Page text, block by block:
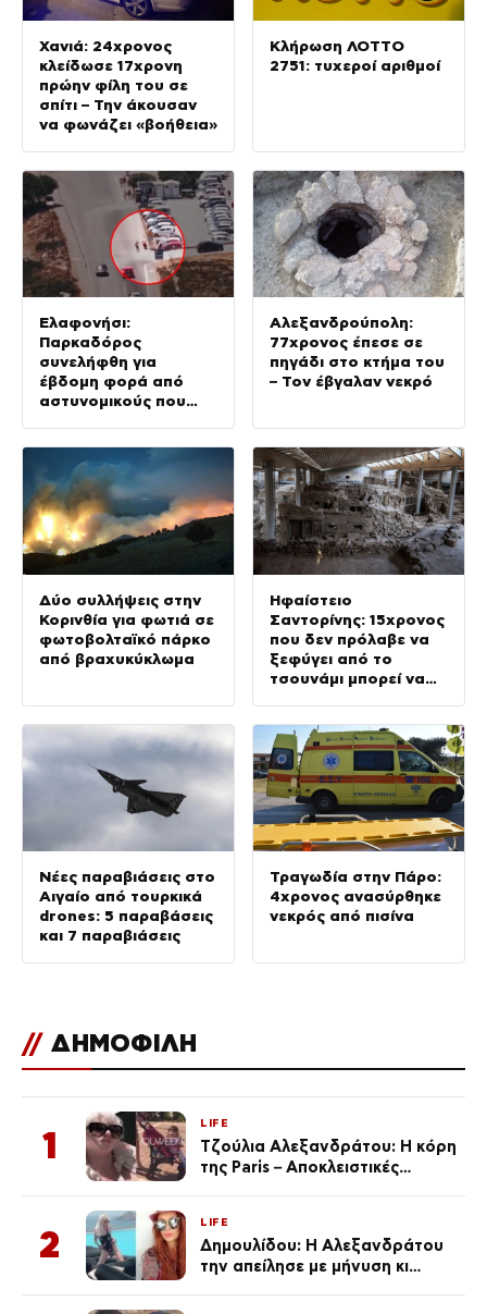
Χανιά: 24χρονος
κλείδωσε 17χρονη
πρώην φίλη του σε
σπίτι – Την άκουσαν
να φωνάζει «βοήθεια»
Κλήρωση ΛΟΤΤΟ
2751: τυχεροί αριθμοί
Ελαφονήσι:
Παρκαδόρος
συνελήφθη για
έβδομη φορά από
αστυνομικούς που
Αλεξανδρούπολη:
77χρονος έπεσε σε
πηγάδι στο κτήμα του
– Τον έβγαλαν νεκρό
Δύο συλλήψεις στην
Κορινθία για φωτιά σε
φωτοβολταϊκό πάρκο
από βραχυκύκλωμα
Ηφαίστειο
Σαντορίνης: 15χρονος
που δεν πρόλαβε να
ξεφύγει από το
τσουνάμι μπορεί να
προϊστορικής έκρηξης
Νέες παραβιάσεις στο
Αιγαίο από τουρκικά
drones: 5 παραβάσεις
και 7 παραβιάσεις
Τραγωδία στην Πάρο:
4χρονος ανασύρθηκε
νεκρός από πισίνα
// ΔΗΜΟΦΙΛΗ
1
LIFE
Τζούλια Αλεξανδράτου: Η κόρη
της Paris – Αποκλειστικές
2
LIFE
Δημουλίδου: Η Αλεξανδράτου
την απείλησε με μήνυση κι